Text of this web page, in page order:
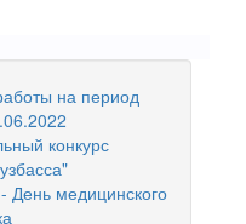
на период
конкурс
День медицинского